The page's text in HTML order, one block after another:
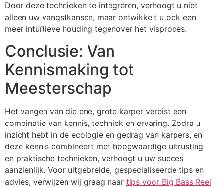
Door deze technieken te integreren, verhoogt u niet
alleen uw vangstkansen, maar ontwikkelt u ook een
meer intuïtieve houding tegenover het visproces.
Conclusie: Van
Kennismaking tot
Meesterschap
Het vangen van die ene, grote karper vereist een
combinatie van kennis, techniek en ervaring. Zodra u
inzicht hebt in de ecologie en gedrag van karpers, en
deze kennis combineert met hoogwaardige uitrusting
en praktische technieken, verhoogt u uw succes
aanzienlijk. Voor uitgebreide, gespecialiseerde tips en
advies, verwijzen wij graag naar tips voor Big Bass Reel